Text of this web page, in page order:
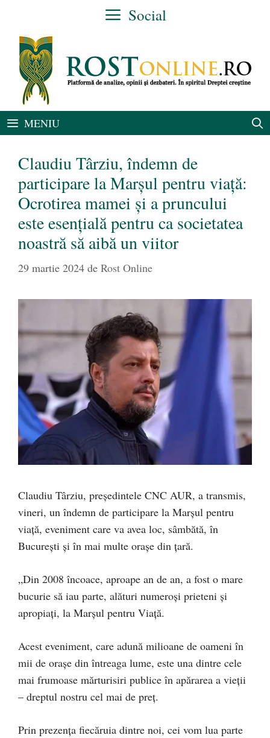
conținut
Social
MENIU
Claudiu Târziu, îndemn de
participare la Marșul pentru viață:
Ocrotirea mamei și a pruncului
este esențială pentru ca societatea
noastră să aibă un viitor
29 martie 2024 de Rost Online
Claudiu Târziu, președintele CNC AUR, a transmis,
vineri, un îndemn de participare la Marșul pentru
viață, eveniment care va avea loc, sâmbătă, în
București și în mai multe orașe din țară.
„Din 2008 încoace, aproape an de an, a fost o mare
bucurie să iau parte, alături numeroși prieteni și
apropiați, la Marșul pentru Viață.
Acest eveniment, care adună milioane de oameni în
mii de orașe din întreaga lume, este una dintre cele
mai frumoase mărturisiri publice în apărarea a vieții
– dreptul nostru cel mai de preț.
Prin prezența fiecăruia dintre noi, cei vom lua parte